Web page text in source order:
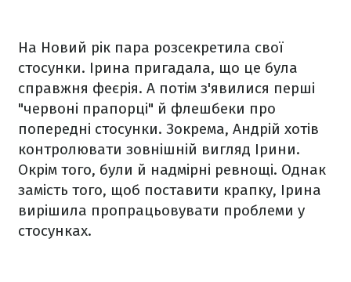
На Новий рік пара розсекретила свої
стосунки. Ірина пригадала, що це була
справжня феєрія. А потім з'явилися перші
"червоні прапорці" й флешбеки про
попередні стосунки. Зокрема, Андрій хотів
контролювати зовнішній вигляд Ірини.
Окрім того, були й надмірні ревнощі. Однак
замість того, щоб поставити крапку, Ірина
вирішила пропрацьовувати проблеми у
стосунках.